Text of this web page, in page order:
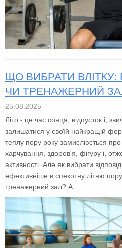
ЩО ВИБРАТИ
ЧИ ТРЕНАЖЕРНИЙ
25.08.2025
Літо - це час сонця, відпусток і,
залишатися у своїй найкращій
теплу пору року замислюється
харчування, здоров'я, фігуру і,
активності. Але як вибрати
ефективніше в спекотну літню
тренажерний зал? А...